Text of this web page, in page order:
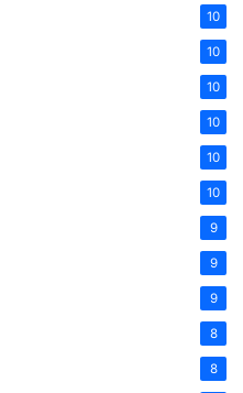
10
10
10
10
10
10
9
9
9
8
8